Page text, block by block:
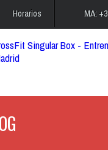
Horarios MA: